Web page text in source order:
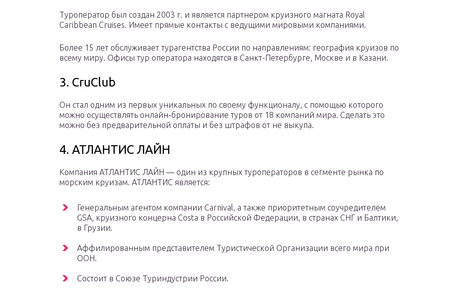
Туроператор был создан 2003 г. и является партнером круизного магната Royal
Caribbean Cruises. Имеет прямые контакты с ведущими мировыми компаниями.
Более 15 лет обслуживает турагентства России по направлениям: география круизов по
всему миру. Офисы тур оператора находятся в Санкт-Петербурге, Москве и в Казани.
3. CruClub
Он стал одним из первых уникальных по своему функционалу, с помощью которого
можно осуществлять онлайн-бронирование туров от 18 компаний мира. Сделать это
можно без предварительной оплаты и без штрафов от не выкупа.
4. АТЛАНТИС ЛАЙН
Компания АТЛАНТИС ЛАЙН — один из крупных туроператоров в сегменте рынка по
морским круизам. АТЛАНТИС является:
Генеральным агентом компании Carnival, а также приоритетным соучредителем
GSA, круизного концерна Costa в Российской Федерации, в странах СНГ и Балтики,
в Грузии.
Аффилированным представителем Туристической Организации всего мира при
ООН.
Состоит в Союзе Туриндустрии России.